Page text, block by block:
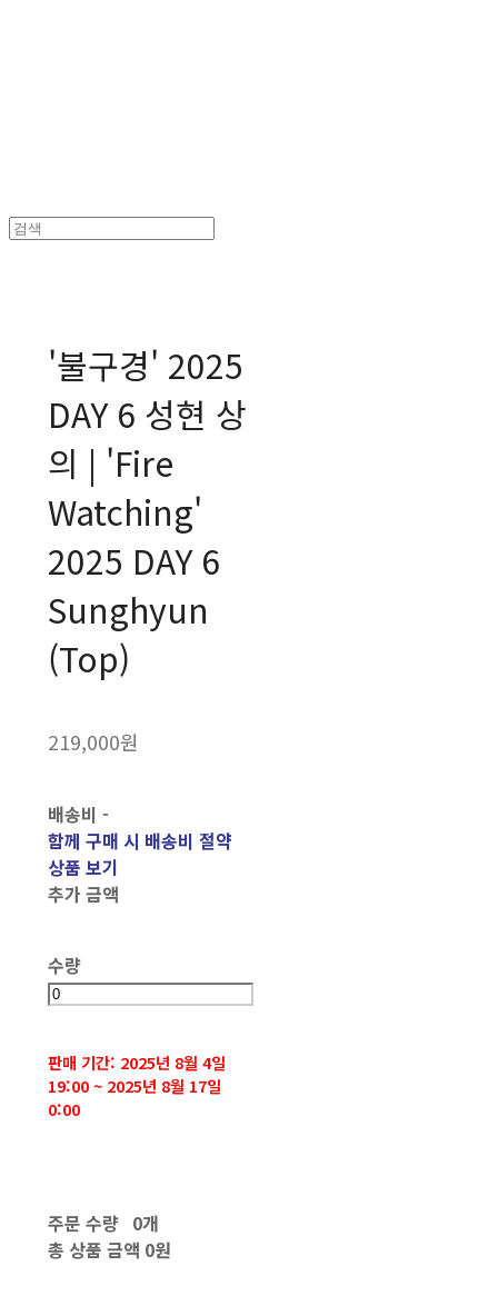
'불구경' 2025
DAY 6 성현 상
의 | 'Fire
Watching'
2025 DAY 6
Sunghyun
(Top)
219,000원
배송비 -
함께 구매 시 배송비 절약
상품 보기
추가 금액
수량
판매 기간: 2025년 8월 4일
19:00 ~ 2025년 8월 17일
0:00
주문 수량 0개
총 상품 금액 0원